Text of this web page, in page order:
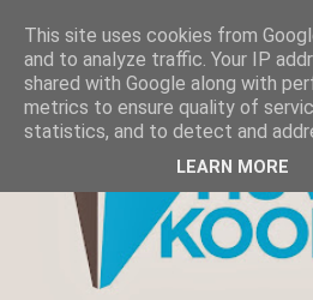
This site uses cookies from
and to analyze traffic. Your IP
shared with Google along with
metrics to ensure quality of
statistics, and to detect and
LEARN MORE